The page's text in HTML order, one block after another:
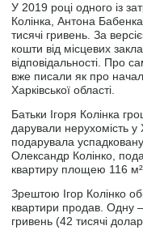
У 2019 році одного із
Колінка, Антона
тисячі гривень. За
кошти від місцевих
відповідальності. Про
вже писали як про
Харківської області.
Батьки Ігоря Колінка
дарували нерухомість у
подарувала
Олександр Колінко,
квартиру площею 116 м².
Зрештою Ігор Колінко
квартири продав. Одну
гривень (42 тисячі